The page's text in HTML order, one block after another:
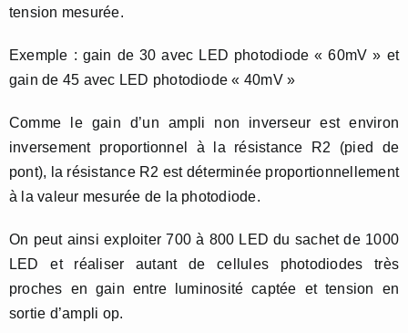
tension mesurée.
Exemple : gain de 30 avec LED photodiode « 60mV » et
gain de 45 avec LED photodiode « 40mV »
Comme le gain d’un ampli non inverseur est environ
inversement proportionnel à la résistance R2 (pied de
pont), la résistance R2 est déterminée proportionnellement
à la valeur mesurée de la photodiode.
On peut ainsi exploiter 700 à 800 LED du sachet de 1000
LED et réaliser autant de cellules photodiodes très
proches en gain entre luminosité captée et tension en
sortie d’ampli op.